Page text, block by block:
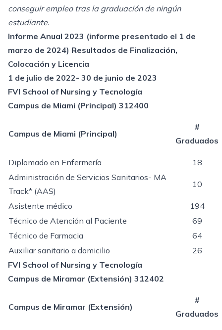
conseguir empleo tras la graduación de ningún
estudiante.
Informe Anual 2023 (informe presentado el 1 de
marzo de 2024) Resultados de Finalización,
Colocación y Licencia
1 de julio de 2022- 30 de junio de 2023
FVI School of Nursing y Tecnología
Campus de Miami (Principal) 312400
Campus de Miami (Principal)
#
Graduados
Diplomado en Enfermería
18
Administración de Servicios Sanitarios- MA
Track* (AAS)
10
Asistente médico
194
Técnico de Atención al Paciente
69
Técnico de Farmacia
64
Auxiliar sanitario a domicilio
26
FVI School of Nursing y Tecnología
Campus de Miramar (Extensión) 312402
Campus de Miramar (Extensión)
#
Graduados